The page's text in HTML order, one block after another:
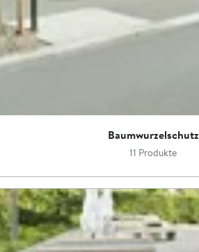
Baumwurzelschutz
11 Produkte